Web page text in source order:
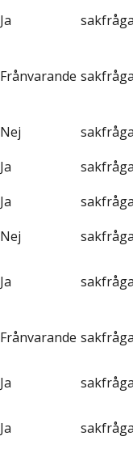
Ja
Frånvarande
Nej
Ja
Ja
Nej
Ja
Frånvarande
Ja
Ja